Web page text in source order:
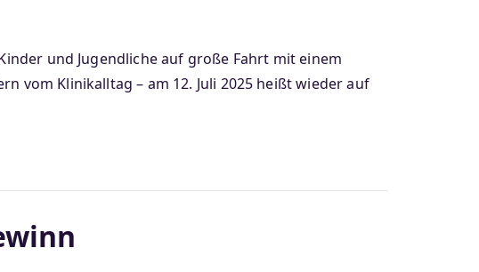
und Jugendliche auf große Fahrt mit einem
vom Klinikalltag – am 12. Juli 2025 heißt wieder auf